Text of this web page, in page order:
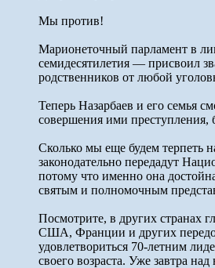
Мы против!
Марионеточный парламент в
семидесятилетия — присвоил
родственников от любой
Теперь Назарбаев и его семья
совершения ими преступления,
Сколько мы еще будем терпеть
законодательно передадут
потому что именно она
святым и полномочным
Посмотрите, в других странах
США, Франции и других
удовлетвориться 70-летним
своего возраста. Уже завтра